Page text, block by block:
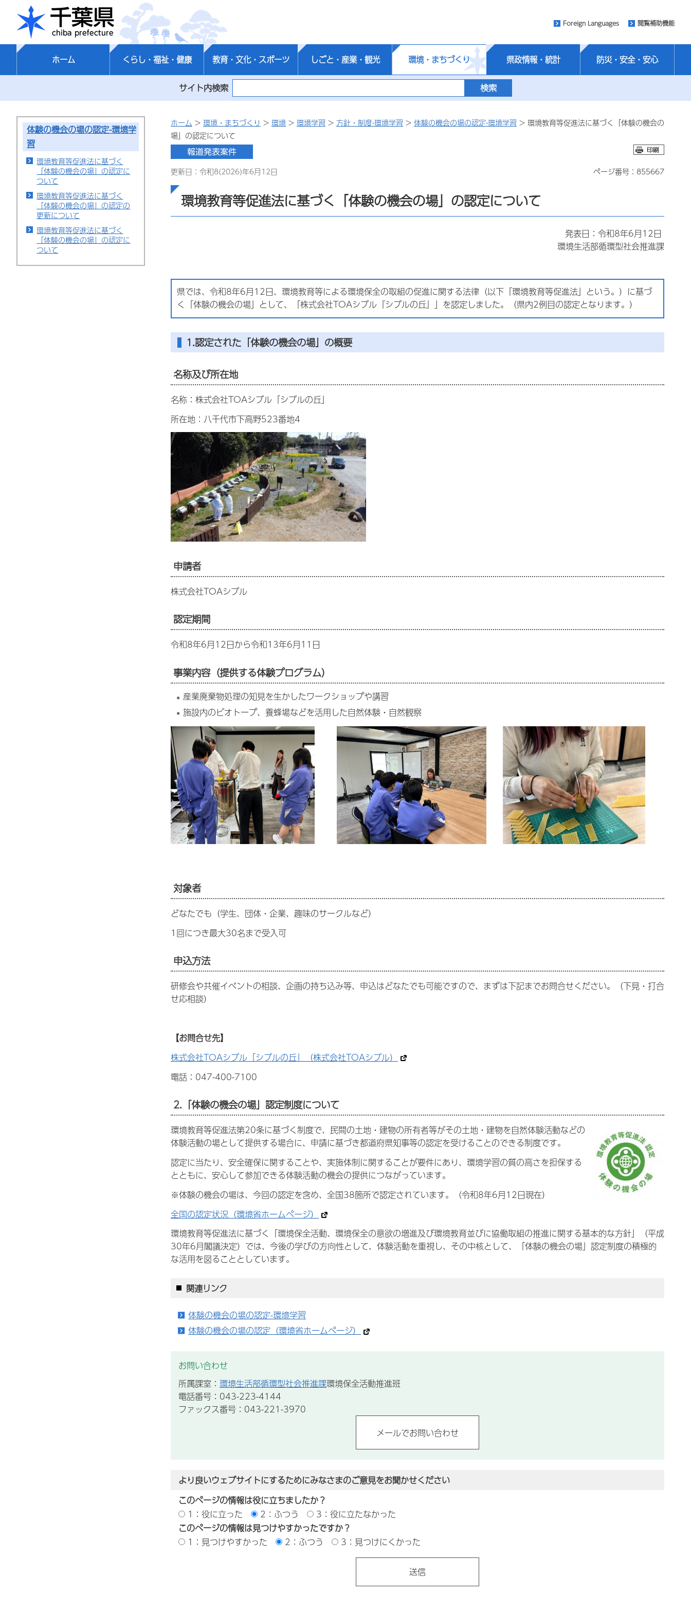
千葉県
Foreign Languages 閲覧補助機能
ホーム くらし・福祉・健康 教育・文化・スポーツ しごと・産業・観光 環境・まちづくり 県政情報・統計 防災・安全・安心
サイト内検索
体験の機会の場の認定-環境学
習
環境教育等促進法に基づく
「体験の機会の場」の認定に
ついて
環境教育等促進法に基づく
「体験の機会の場」の認定の
更新について
環境教育等促進法に基づく
「体験の機会の場」の認定に
ついて
ホーム > 環境・まちづくり > 環境 > 環境学習 > 方針・制度-環境学習 > 体験の機会の場の認定-環境学習 > 環境教育等促進法に基づく「体験の機会の
場」の認定について
更新日：令和8(2026)年6月12日 ページ番号：855667
環境教育等促進法に基づく「体験の機会の場」の認定について
発表日：令和8年6月12日
環境生活部循環型社会推進課
県では、令和8年6月12日、環境教育等による環境保全の取組の促進に関する法律（以下「環境教育等促進法」という。）に基づ
く「体験の機会の場」として、「株式会社TOAシブル『シブルの丘』」を認定しました。（県内2例目の認定となります。 ）
1.認定された「体験の機会の場」の概要
名称及び所在地
名称：株式会社TOAシブル「シブルの丘」
所在地：八千代市下高野523番地4
申請者
株式会社TOAシブル
認定期間
令和8年6月12日から令和13年6月11日
事業内容（提供する体験プログラム）
産業廃棄物処理の知見を生かしたワークショップや講習
施設内のビオトープ、養蜂場などを活用した自然体験・自然観察
対象者
どなたでも（学生、団体・企業、趣味のサークルなど）
1回につき最大30名まで受入可
申込方法
研修会や共催イベントの相談、企画の持ち込み等、申込はどなたでも可能ですので、まずは下記までお問合せください。（下見・打合
せ応相談）
【お問合せ先】
株式会社TOAシブル「シブルの丘」（株式会社TOAシブル）
電話：047-400-7100
2.「体験の機会の場」認定制度について
環境教育等促進法第20条に基づく制度で、民間の土地・建物の所有者等がその土地・建物を自然体験活動などの
体験活動の場として提供する場合に、申請に基づき都道府県知事等の認定を受けることのできる制度です。
認定に当たり、安全確保に関することや、実施体制に関することが要件にあり、 環境学習の質の高さを担保する
とともに、安心して参加できる体験活動の機会の提供につながっています。
※体験の機会の場は、今回の認定を含め、全国38箇所で認定されています。（令和8年6月12日現在）
全国の認定状況（環境省ホームページ）
環境教育等促進法に基づく「環境保全活動、環境保全の意欲の増進及び環境教育並びに協働取組の推進に関する基本的な方針」（平成
30年6月閣議決定）では、今後の学びの方向性として、体験活動を重視し、その中核として、「体験の機会の場」認定制度の積極的
な活用を図ることとしています。
関連リンク
体験の機会の場の認定-環境学習
体験の機会の場の認定（環境省ホームページ）
お問い合わせ
所属課室： 環境生活部循環型社会推進課環境保全活動推進班
電話番号：043-223-4144
ファックス番号：043-221-3970
より良いウェブサイトにするためにみなさまのご意見をお聞かせください
このページの情報は役に立ちましたか？
1：役に立った
2：ふつう
3：役に立たなかった
このページの情報は見つけやすかったですか？
1：見つけやすかった
2：ふつう 3：見つけにくかった